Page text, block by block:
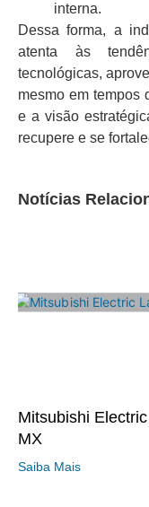
interna.
Dessa forma, a
atenta às
tecnológicas,
mesmo em tempos
e a visão
recupere e se
Notícias
Mitsubishi
MX
Saiba Mais